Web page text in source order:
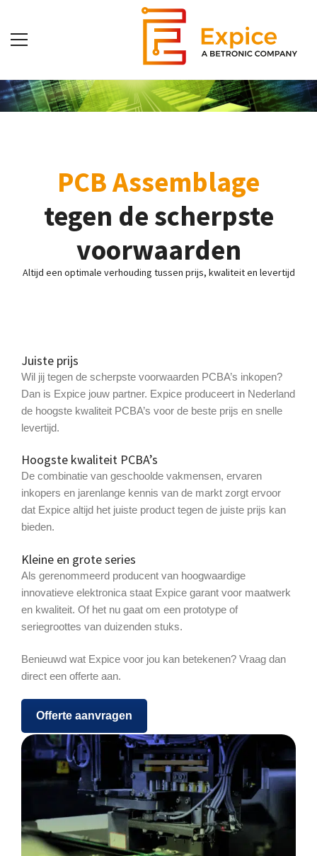
PCB Assemblage
tegen de scherpste
voorwaarden
Altijd een optimale verhouding tussen prijs, kwaliteit en levertijd
Juiste prijs
Wil jij tegen de scherpste voorwaarden PCBA’s inkopen?
Dan is Expice jouw partner. Expice produceert in Nederland
de hoogste kwaliteit PCBA’s voor de beste prijs en snelle
levertijd.
Hoogste kwaliteit PCBA’s
De combinatie van geschoolde vakmensen, ervaren
inkopers en jarenlange kennis van de markt zorgt ervoor
dat Expice altijd het juiste product tegen de juiste prijs kan
bieden.
Kleine en grote series
Als gerenommeerd producent van hoogwaardige
innovatieve elektronica staat Expice garant voor maatwerk
en kwaliteit. Of het nu gaat om een prototype of
seriegroottes van duizenden stuks.
Benieuwd wat Expice voor jou kan betekenen? Vraag dan
direct een offerte aan.
Offerte aanvragen